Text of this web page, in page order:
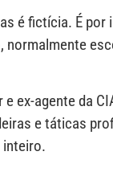
é fictícia. É por
normalmente
ex-agente da
e táticas
inteiro.